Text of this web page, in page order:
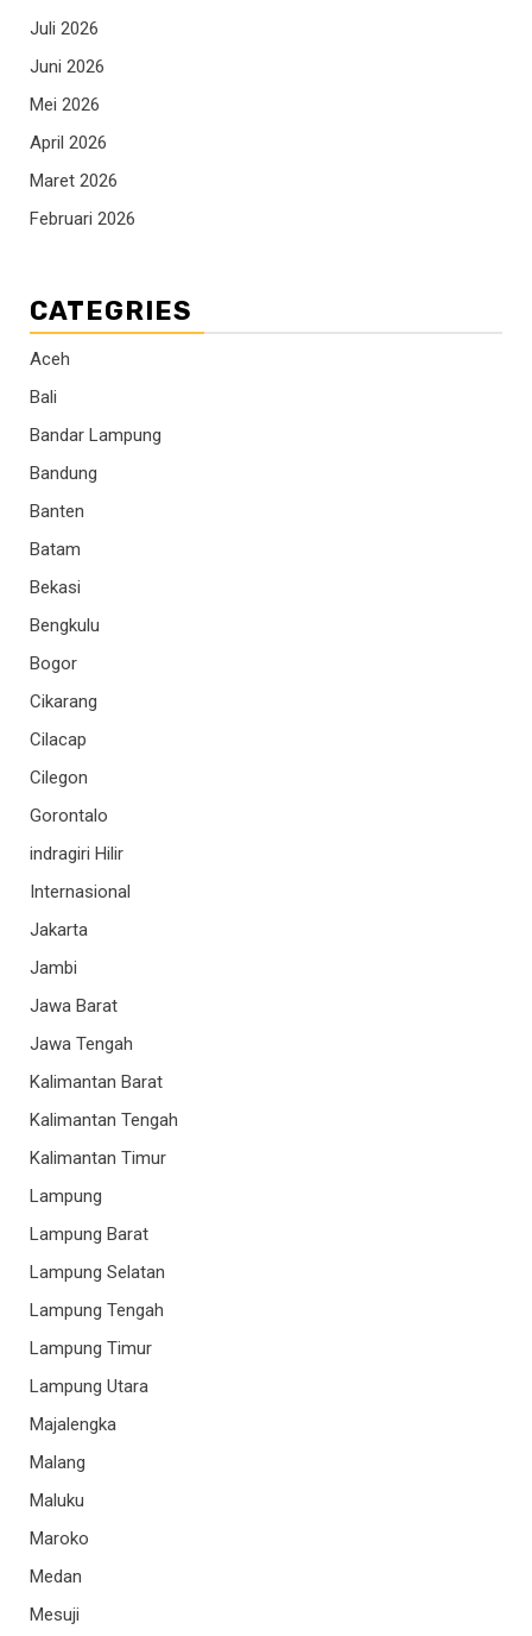
Juli 2026
Juni 2026
Mei 2026
April 2026
Maret 2026
Februari 2026
CATEGRIES
Aceh
Bali
Bandar Lampung
Bandung
Banten
Batam
Bekasi
Bengkulu
Bogor
Cikarang
Cilacap
Cilegon
Gorontalo
indragiri Hilir
Internasional
Jakarta
Jambi
Jawa Barat
Jawa Tengah
Kalimantan Barat
Kalimantan Tengah
Kalimantan Timur
Lampung
Lampung Barat
Lampung Selatan
Lampung Tengah
Lampung Timur
Lampung Utara
Majalengka
Malang
Maluku
Maroko
Medan
Mesuji